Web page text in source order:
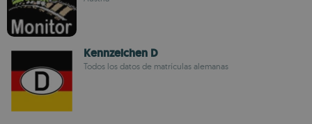
Kennzeichen D
Todos los datos de matrículas alemanas